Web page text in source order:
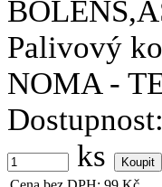
Palivový
NOMA -
Dostupnost:
ks